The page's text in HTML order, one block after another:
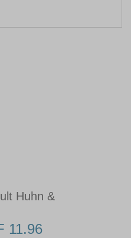
Huhn &
11.96